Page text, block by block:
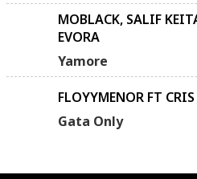
MOBLACK, SALIF
EVORA
Yamore
FLOYYMENOR FT CRIS
Gata Only